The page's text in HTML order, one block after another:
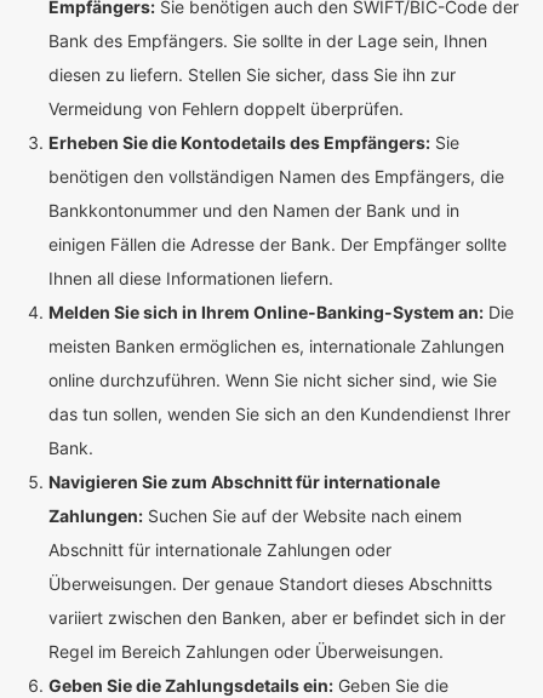
Empfängers: Sie benötigen auch den SWIFT/BIC-Code der
Bank des Empfängers. Sie sollte in der Lage sein, Ihnen
diesen zu liefern. Stellen Sie sicher, dass Sie ihn zur
Vermeidung von Fehlern doppelt überprüfen.
Erheben Sie die Kontodetails des Empfängers: Sie
benötigen den vollständigen Namen des Empfängers, die
Bankkontonummer und den Namen der Bank und in
einigen Fällen die Adresse der Bank. Der Empfänger sollte
Ihnen all diese Informationen liefern.
Melden Sie sich in Ihrem Online-Banking-System an: Die
meisten Banken ermöglichen es, internationale Zahlungen
online durchzuführen. Wenn Sie nicht sicher sind, wie Sie
das tun sollen, wenden Sie sich an den Kundendienst Ihrer
Bank.
Navigieren Sie zum Abschnitt für internationale
Zahlungen: Suchen Sie auf der Website nach einem
Abschnitt für internationale Zahlungen oder
Überweisungen. Der genaue Standort dieses Abschnitts
variiert zwischen den Banken, aber er befindet sich in der
Regel im Bereich Zahlungen oder Überweisungen.
Geben Sie die Zahlungsdetails ein: Geben Sie die